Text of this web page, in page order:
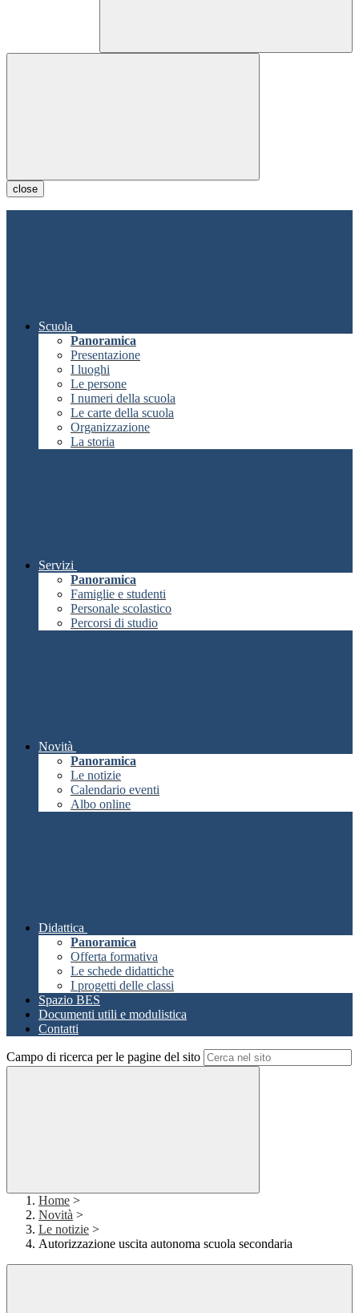
close
Scuola
Panoramica
Presentazione
I luoghi
Le persone
I numeri della scuola
Le carte della scuola
Organizzazione
La storia
Servizi
Panoramica
Famiglie e studenti
Personale scolastico
Percorsi di studio
Novità
Panoramica
Le notizie
Calendario eventi
Albo online
Didattica
Panoramica
Offerta formativa
Le schede didattiche
I progetti delle classi
Spazio BES
Documenti utili e modulistica
Contatti
Campo di ricerca per le pagine del sito
Home >
Novità >
Le notizie >
Autorizzazione uscita autonoma scuola secondaria